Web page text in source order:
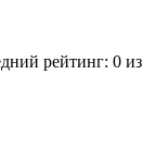
рейтинг: 0 из